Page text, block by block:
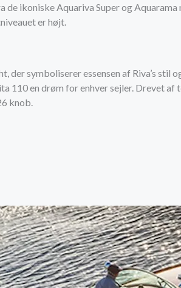
de ikoniske Aquariva Super og
er højt.
der symboliserer essensen af Riva’s stil
110 en drøm for enhver sejler. Drevet
knob.